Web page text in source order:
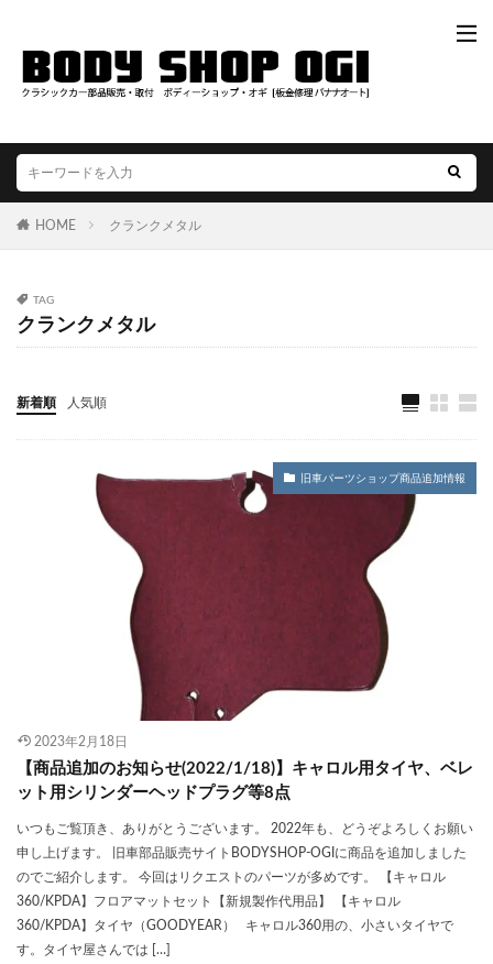
HOME クランクメタル
TAG
クランクメタル
新着順 人気順
旧車パーツショップ商品追加情報
2023年2月18日
【商品追加のお知らせ(2022/1/18)】キャロル用タイヤ、ベレ
ット用シリンダーヘッドプラグ等8点
いつもご覧頂き、ありがとうございます。 2022年も、どうぞよろしくお願い
申し上げます。 旧車部品販売サイトBODYSHOP-OGIに商品を追加しました
のでご紹介します。 今回はリクエストのパーツが多めです。 【キャロル
360/KPDA】フロアマットセット【新規製作代用品】 【キャロル
360/KPDA】タイヤ（GOODYEAR） キャロル360用の、小さいタイヤで
す。タイヤ屋さんでは […]